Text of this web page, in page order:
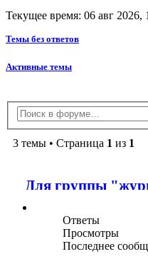
Текущее время: 06 авг 2026,
Темы без ответов
Активные темы
3 темы • Страница 1 из 1
Для группы
Ответы
Просмотры
Последнее